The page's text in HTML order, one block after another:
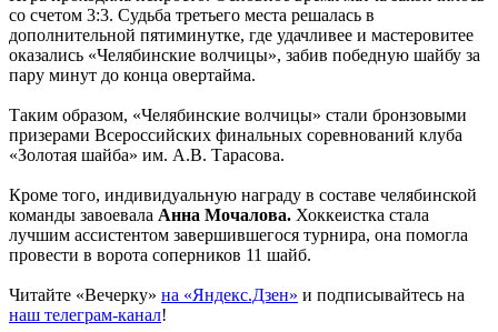
со счетом 3:3. Судьба третьего места решалась в
дополнительной пятиминутке, где удачливее и мастеровитее
оказались «Челябинские волчицы», забив победную шайбу за
пару минут до конца овертайма.
Таким образом, «Челябинские волчицы» стали бронзовыми
призерами Всероссийских финальных соревнований клуба
«Золотая шайба» им. А.В. Тарасова.
Кроме того, индивидуальную награду в составе челябинской
команды завоевала Анна Мочалова. Хоккеистка стала
лучшим ассистентом завершившегося турнира, она помогла
провести в ворота соперников 11 шайб.
Читайте «Вечерку» на «Яндекс.Дзен» и подписывайтесь на
наш телеграм-канал!